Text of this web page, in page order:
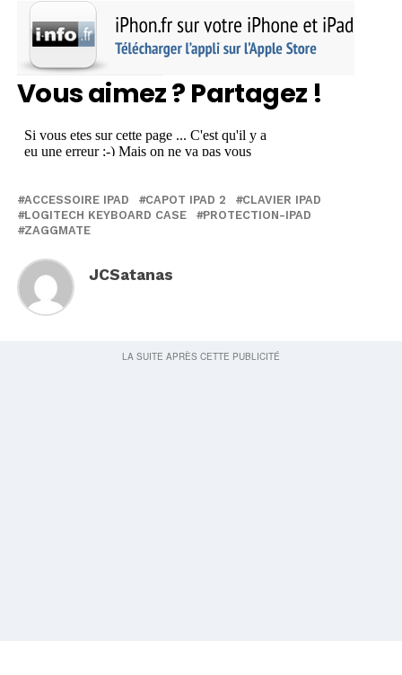
Vous aimez ? Partagez !
ACCESSOIRE IPAD CAPOT IPAD 2
CLAVIER IPAD
LOGITECH KEYBOARD CASE
PROTECTION-IPAD
ZAGGMATE
JCSatanas